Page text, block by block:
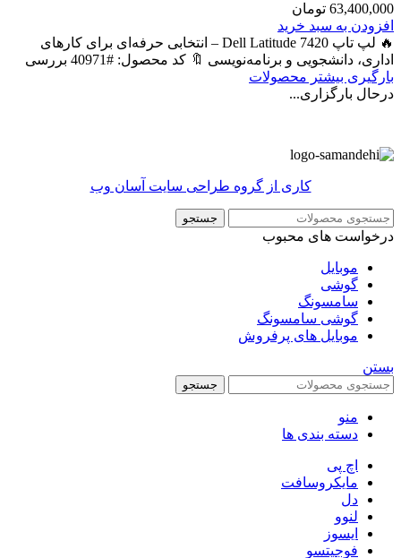
63,400,000 تومان
افزودن به سبد خرید
🔥 لپ تاپ Dell Latitude 7420 – انتخابی حرفه‌ای برای کارهای
اداری، دانشجویی و برنامه‌نویسی 🔖 کد محصول: #40971 بررسی
بارگیری بیشتر محصولات
درحال بارگزاری...
کاری از گروه طراحی سایت آسان وب
جستجو
درخواست های محبوب
موبایل
گوشی
سامسونگ
گوشی سامسونگ
موبایل های پرفروش
بستن
جستجو
منو
دسته بندی ها
اچ پی
مایکروسافت
دل
لنوو
ایسوز
فوجیتسو